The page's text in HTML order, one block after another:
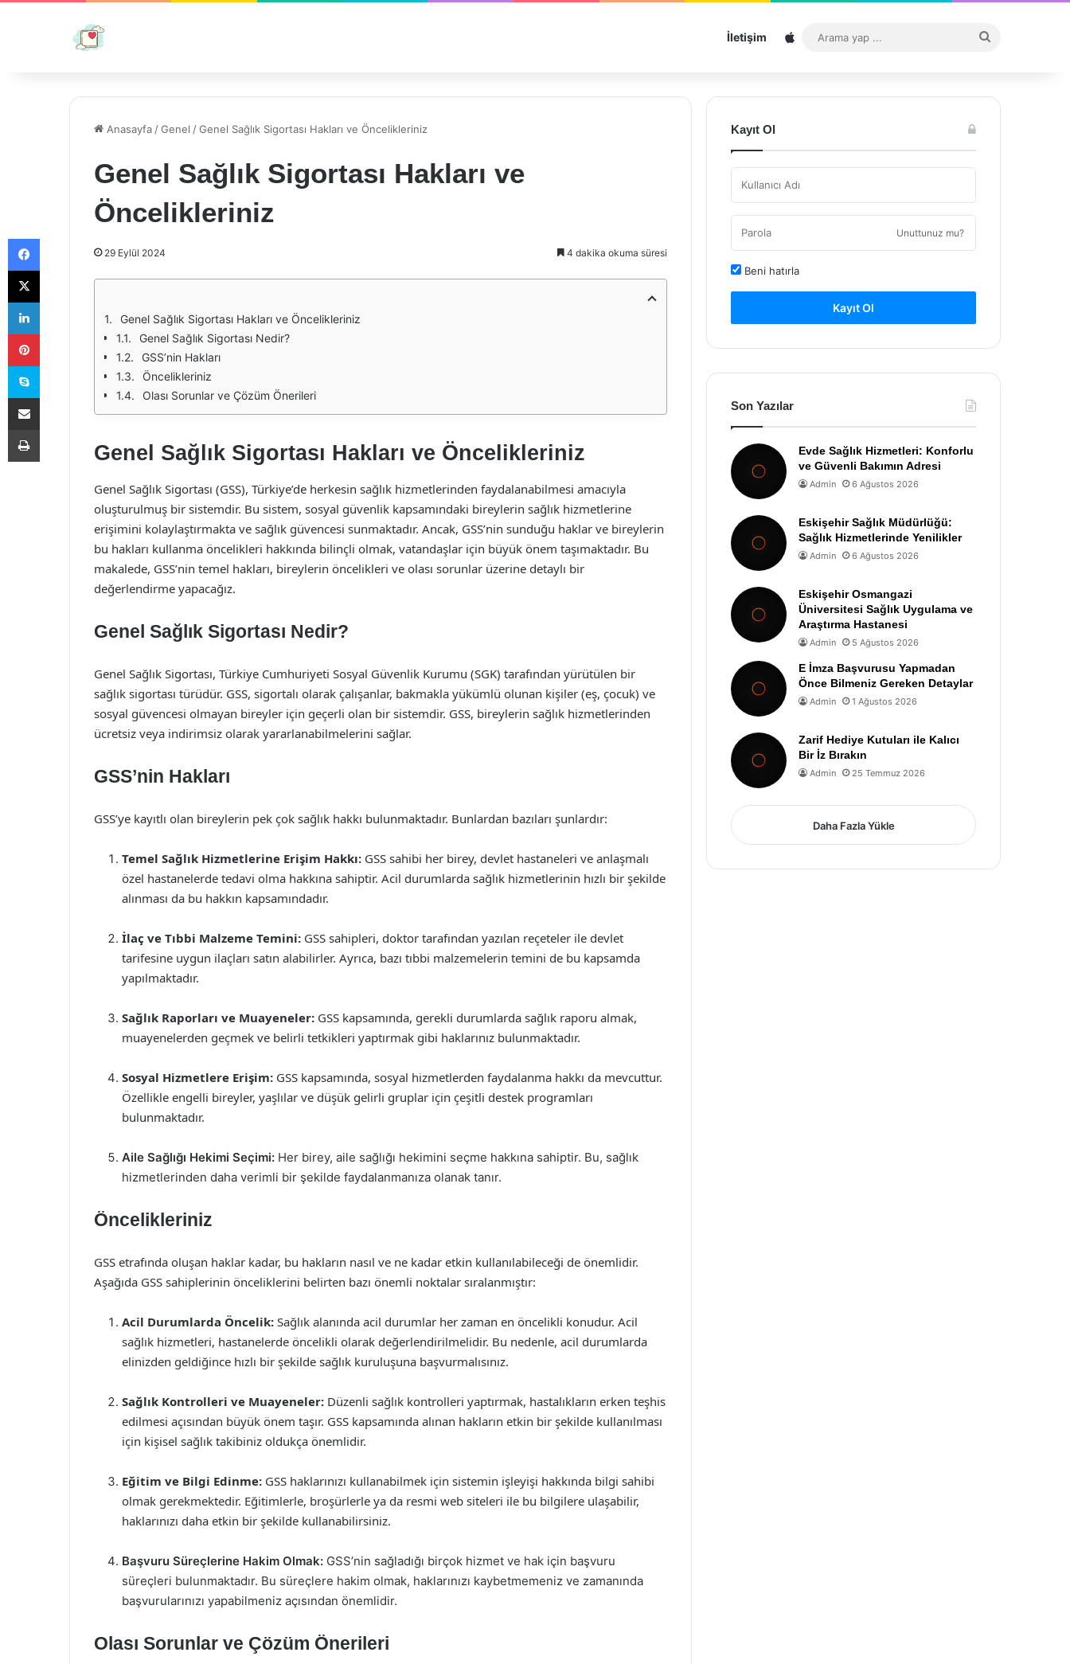
İletişim Sitemap
...
Anasayfa /Genel /Genel Sağlık Sigortası Hakları ve Öncelikleriniz
Genel Sağlık Sigortası Hakları ve
Öncelikleriniz
29 Eylül 2024 4 dakika okuma süresi
Genel Sağlık Sigortası Hakları ve Öncelikleriniz
Genel Sağlık Sigortası Nedir?
GSS’nin Hakları
Öncelikleriniz
Olası Sorunlar ve Çözüm Önerileri
Genel Sağlık Sigortası Hakları ve Öncelikleriniz
Genel Sağlık Sigortası (GSS), Türkiye’de herkesin sağlık hizmetlerinden faydalanabilmesi amacıyla
oluşturulmuş bir sistemdir. Bu sistem, sosyal güvenlik kapsamındaki bireylerin sağlık hizmetlerine
erişimini kolaylaştırmakta ve sağlık güvencesi sunmaktadır. Ancak, GSS’nin sunduğu haklar ve bireylerin
bu hakları kullanma öncelikleri hakkında bilinçli olmak, vatandaşlar için büyük önem taşımaktadır. Bu
makalede, GSS’nin temel hakları, bireylerin öncelikleri ve olası sorunlar üzerine detaylı bir
değerlendirme yapacağız.
Genel Sağlık Sigortası Nedir?
Genel Sağlık Sigortası, Türkiye Cumhuriyeti Sosyal Güvenlik Kurumu (SGK) tarafından yürütülen bir
sağlık sigortası türüdür. GSS, sigortalı olarak çalışanlar, bakmakla yükümlü olunan kişiler (eş, çocuk) ve
sosyal güvencesi olmayan bireyler için geçerli olan bir sistemdir. GSS, bireylerin sağlık hizmetlerinden
ücretsiz veya indirimsiz olarak yararlanabilmelerini sağlar.
GSS’nin Hakları
GSS’ye kayıtlı olan bireylerin pek çok sağlık hakkı bulunmaktadır. Bunlardan bazıları şunlardır:
Temel Sağlık Hizmetlerine Erişim Hakkı: GSS sahibi her birey, devlet hastaneleri ve anlaşmalı
özel hastanelerde tedavi olma hakkına sahiptir. Acil durumlarda sağlık hizmetlerinin hızlı bir şekilde
alınması da bu hakkın kapsamındadır.
İlaç ve Tıbbi Malzeme Temini: GSS sahipleri, doktor tarafından yazılan reçeteler ile devlet
tarifesine uygun ilaçları satın alabilirler. Ayrıca, bazı tıbbi malzemelerin temini de bu kapsamda
yapılmaktadır.
Sağlık Raporları ve Muayeneler: GSS kapsamında, gerekli durumlarda sağlık raporu almak,
muayenelerden geçmek ve belirli tetkikleri yaptırmak gibi haklarınız bulunmaktadır.
Sosyal Hizmetlere Erişim: GSS kapsamında, sosyal hizmetlerden faydalanma hakkı da mevcuttur.
Özellikle engelli bireyler, yaşlılar ve düşük gelirli gruplar için çeşitli destek programları
bulunmaktadır.
Aile Sağlığı Hekimi Seçimi: Her birey, aile sağlığı hekimini seçme hakkına sahiptir. Bu, sağlık
hizmetlerinden daha verimli bir şekilde faydalanmanıza olanak tanır.
Öncelikleriniz
GSS etrafında oluşan haklar kadar, bu hakların nasıl ve ne kadar etkin kullanılabileceği de önemlidir.
Aşağıda GSS sahiplerinin önceliklerini belirten bazı önemli noktalar sıralanmıştır:
Acil Durumlarda Öncelik: Sağlık alanında acil durumlar her zaman en öncelikli konudur. Acil
sağlık hizmetleri, hastanelerde öncelikli olarak değerlendirilmelidir. Bu nedenle, acil durumlarda
elinizden geldiğince hızlı bir şekilde sağlık kuruluşuna başvurmalısınız.
Sağlık Kontrolleri ve Muayeneler: Düzenli sağlık kontrolleri yaptırmak, hastalıkların erken teşhis
edilmesi açısından büyük önem taşır. GSS kapsamında alınan hakların etkin bir şekilde kullanılması
için kişisel sağlık takibiniz oldukça önemlidir.
Eğitim ve Bilgi Edinme: GSS haklarınızı kullanabilmek için sistemin işleyişi hakkında bilgi sahibi
olmak gerekmektedir. Eğitimlerle, broşürlerle ya da resmi web siteleri ile bu bilgilere ulaşabilir,
haklarınızı daha etkin bir şekilde kullanabilirsiniz.
Başvuru Süreçlerine Hakim Olmak: GSS’nin sağladığı birçok hizmet ve hak için başvuru
süreçleri bulunmaktadır. Bu süreçlere hakim olmak, haklarınızı kaybetmemeniz ve zamanında
başvurularınızı yapabilmeniz açısından önemlidir.
Olası Sorunlar ve Çözüm Önerileri
Kayıt Ol
Unuttunuz mu?
Beni hatırla
Kayıt Ol
Son Yazılar
Evde Sağlık Hizmetleri: Konforlu
ve Güvenli Bakımın Adresi
Admin 6 Ağustos 2026
Eskişehir Sağlık Müdürlüğü:
Sağlık Hizmetlerinde Yenilikler
Admin 6 Ağustos 2026
Eskişehir Osmangazi
Üniversitesi Sağlık Uygulama ve
Araştırma Hastanesi
Admin 5 Ağustos 2026
E İmza Başvurusu Yapmadan
Önce Bilmeniz Gereken Detaylar
Admin 1 Ağustos 2026
Zarif Hediye Kutuları ile Kalıcı
Bir İz Bırakın
Admin 25 Temmuz 2026
Daha Fazla Yükle
Facebook
X
LinkedIn
Pinterest
Skype
E-Posta ile paylaş